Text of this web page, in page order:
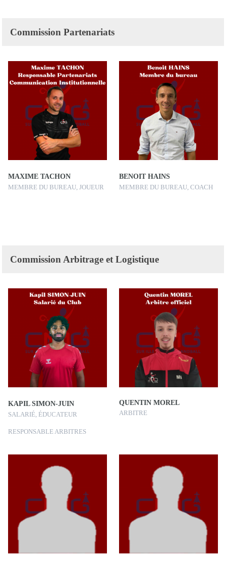
Commission Partenariats
MAXIME TACHON
MEMBRE DU BUREAU, JOUEUR
BENOIT HAINS
MEMBRE DU BUREAU, COACH
Commission Arbitrage et Logistique
KAPIL SIMON-JUIN
SALARIÉ, ÉDUCATEUR
RESPONSABLE ARBITRES
QUENTIN MOREL
ARBITRE